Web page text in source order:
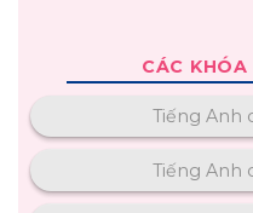
CÁC
Tiếng Anh
Tiếng Anh